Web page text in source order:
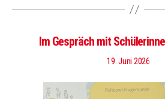
Im Gespräch mit
19. Juni 2026